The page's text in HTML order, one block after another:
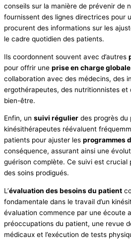
conseils sur la manière de prévenir de
fournissent des lignes directrices pour
procurent des informations sur les
le cadre quotidien des patients.
Ils coordonnent souvent avec d’autres
pour offrir une prise en charge globale
collaboration avec des médecins, des
ergothérapeutes, des nutritionnistes et
bien-être.
Enfin, un suivi régulier des progrès du
kinésithérapeutes réévaluent
patients pour ajuster les programmes
conséquence, assurant ainsi une
guérison complète. Ce suivi est crucial
des soins prodigués.
L’évaluation des besoins du patient
fondamentale dans le travail d’un
évaluation commence par une écoute
préoccupations du patient, une revue
médicaux et l’exécution de tests